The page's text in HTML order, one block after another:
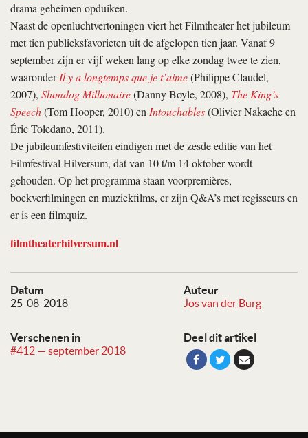
Datum
25-08-2018
Auteur
Jos van der Burg
Verschenen in
#412 — september 2018
Deel dit artikel
drama geheimen opduiken.
Naast de openluchtvertoningen viert het Filmtheater het jubileum
met tien publieksfavorieten uit de afgelopen tien jaar. Vanaf 9
september zijn er vijf weken lang op elke zondag twee te zien,
waaronderIl y a longtemps que je t’aime(Philippe Claudel,
2007), Slumdog Millionaire(Danny Boyle, 2008), The King’s
Speech(Tom Hooper, 2010) enIntouchables(Olivier Nakache en
Éric Toledano, 2011).
De jubileumfestiviteiten eindigen met de zesde editie van het
Filmfestival Hilversum, dat van 10 t/m 14 oktober wordt
gehouden. Op het programma staan voorpremières,
boekverfilmingen en muziekfilms, er zijn Q&A’s met regisseurs en
er is een filmquiz.
filmtheaterhilversum.nl